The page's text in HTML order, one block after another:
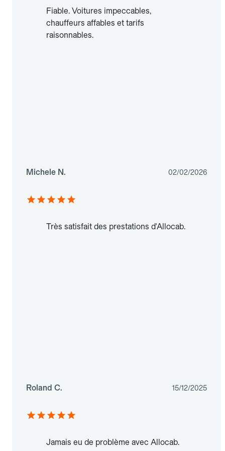
Fiable. Voitures impeccables,
chauffeurs affables et tarifs
raisonnables.
Michele N. 02/02/2026
Très satisfait des prestations d'Allocab.
Roland C. 15/12/2025
Jamais eu de problème avec Allocab.